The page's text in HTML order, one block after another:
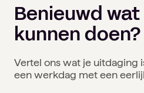
Benieuwd
kunnen doen?
Vertel ons wat je uitdaging
een werkdag met een